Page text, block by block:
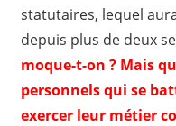
statutaires, lequel
depuis plus de deux
moque-t-on ? Mais
personnels qui se
exercer leur métier